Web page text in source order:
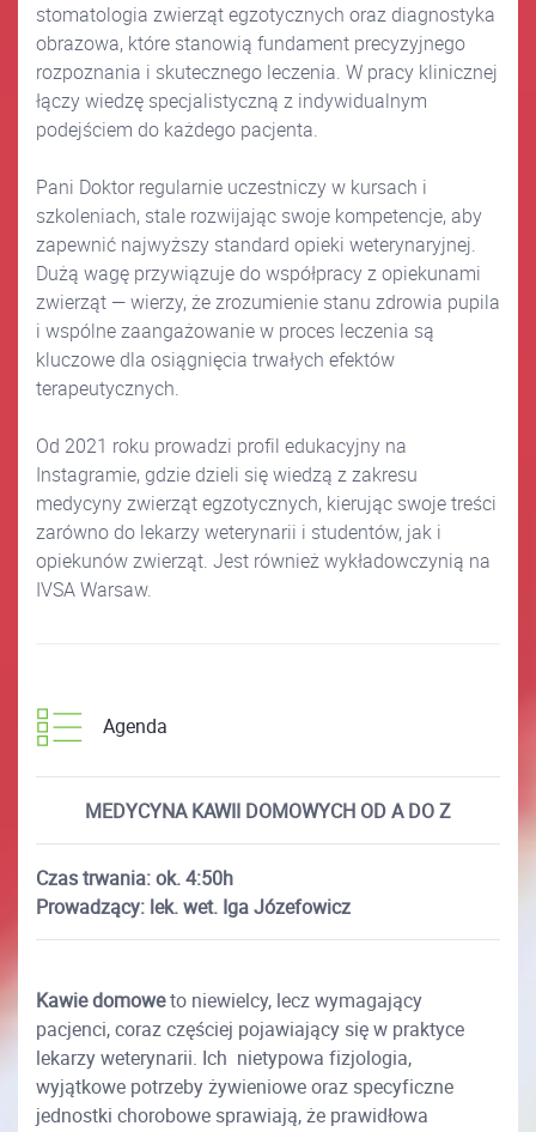
stomatologia zwierząt egzotycznych oraz diagnostyka
obrazowa, które stanowią fundament precyzyjnego
rozpoznania i skutecznego leczenia. W pracy klinicznej
łączy wiedzę specjalistyczną z indywidualnym
podejściem do każdego pacjenta.
Pani Doktor regularnie uczestniczy w kursach i
szkoleniach, stale rozwijając swoje kompetencje, aby
zapewnić najwyższy standard opieki weterynaryjnej.
Dużą wagę przywiązuje do współpracy z opiekunami
zwierząt — wierzy, że zrozumienie stanu zdrowia pupila
i wspólne zaangażowanie w proces leczenia są
kluczowe dla osiągnięcia trwałych efektów
terapeutycznych.
Od 2021 roku prowadzi profil edukacyjny na
Instagramie, gdzie dzieli się wiedzą z zakresu
medycyny zwierząt egzotycznych, kierując swoje treści
zarówno do lekarzy weterynarii i studentów, jak i
opiekunów zwierząt. Jest również wykładowczynią na
IVSA Warsaw.
Agenda
MEDYCYNA KAWII DOMOWYCH OD A DO Z
Czas trwania: ok. 4:50h
Prowadzący: lek. wet. Iga Józefowicz
Kawie domoweto niewielcy, lecz wymagający
pacjenci, coraz częściej pojawiający się w praktyce
lekarzy weterynarii. Ich nietypowa fizjologia,
wyjątkowe potrzeby żywieniowe oraz specyficzne
jednostki chorobowe sprawiają, że prawidłowa